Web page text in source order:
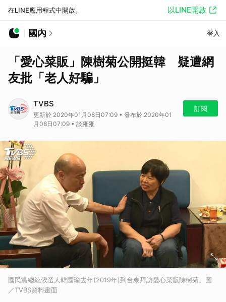
在LINE應用程式中開啟。 以LINE開啟
國內 登入
「愛心菜販」陳樹菊公開挺韓 疑遭網
友批「老人好騙」
TVBS
更新於 2020年01月08日07:09 • 發布於 2020年01
月08日07:09 • 談雍雍
訂閱
國民黨總統候選人韓國瑜去年(2019年)到台東拜訪愛心菜販陳樹菊。圖
／TVBS資料畫面